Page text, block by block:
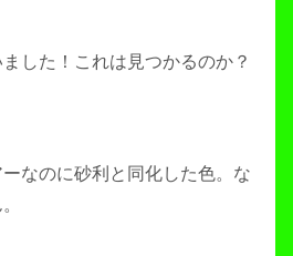
した！これは見つかるのか？
なのに砂利と同化した色。な